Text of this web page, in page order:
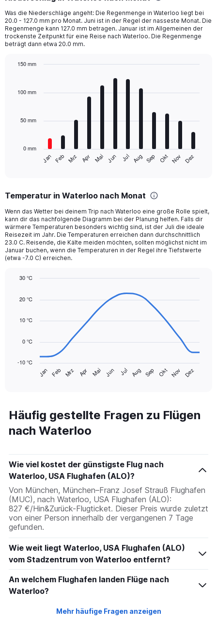
Was die Niederschläge angeht: Die Regenmenge in Waterloo liegt bei
20.0 - 127.0 mm pro Monat. Juni ist in der Regel der nasseste Monat. Die
Regenmenge kann 127.0 mm betragen. Januar ist im Allgemeinen der
trockenste Zeitpunkt für eine Reise nach Waterloo. Die Regenmenge
beträgt dann etwa 20.0 mm.
with
The
Range:
categories.
The
chart
has
1
Y
displaying
Range:
to
Jan Feb Mrz Apr Mai Jun Jul Aug Sep Okt Nov Dez
0 mm
50 mm
100 mm
150 mm
Temperatur in Waterloo nach Monat
Wenn das Wetter bei deinem Trip nach Waterloo eine große Rolle spielt,
kann dir das nachfolgende Diagramm bei der Planung helfen. Falls dir
wärmere Temperaturen besonders wichtig sind, ist der Juli die ideale
Reisezeit im Jahr. Die Temperaturen erreichen dann durchschnittlich
23.0 C. Reisende, die Kälte meiden möchten, sollten möglichst nicht im
Januar buchen, wenn die Temperaturen in der Regel ihre Tiefstwerte
(etwa -7.0 C) erreichen.
chart
with
data
The
has
categories.
Range:
14
chart
has
1
axis
displaying
values.
Range:
-10
to
30.
Jan Feb Mrz Apr Mai Jun Jul Aug Sep Okt Nov Dez
-10 °C
0 °C
10 °C
20 °C
30 °C
Häufig gestellte Fragen zu Flügen
nach Waterloo
Wie viel kostet der günstigste Flug nach
Waterloo, USA Flughafen (ALO)?
Von München, München–Franz Josef Strauß Flughafen
(MUC), nach Waterloo, USA Flughafen (ALO):
827 €/Hin&Zurück-Flugticket. Dieser Preis wurde zuletzt
von einer Person innerhalb der vergangenen 7 Tage
gefunden.
Wie weit liegt Waterloo, USA Flughafen (ALO)
vom Stadzentrum von Waterloo entfernt?
An welchem Flughafen landen Flüge nach
Waterloo?
Mehr häufige Fragen anzeigen